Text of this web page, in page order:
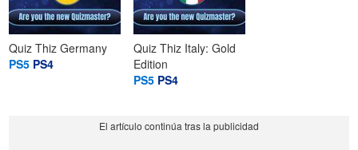
Quiz Thiz Germany
PS5 PS4
Quiz Thiz Italy: Gold
Edition
PS5 PS4